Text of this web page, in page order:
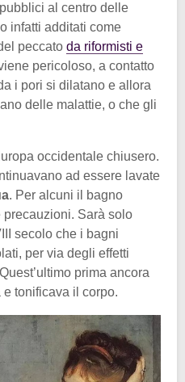
al centro delle
infatti additati come
peccato da riformisti e
pericoloso, a contatto
i pori si dilatano e allora
delle malattie, o che gli
occidentale chiusero.
ad essere lavate
. Per alcuni il bagno
Sarà solo
secolo che i bagni
per via degli effetti
prima ancora
tonificava il corpo.